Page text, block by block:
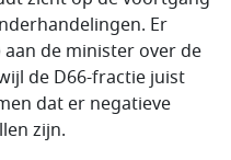
Er
de minister over de
de D66-fractie juist
dat er negatieve
zijn.